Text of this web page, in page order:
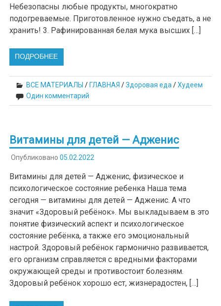
Небезопасны любые продукты, многократно
подогреваемые. Приготовленное нужно съедать, а не
хранить! 3. Рафинированная белая мука высших […]
ПОДРОБНЕЕ
ВСЕ МАТЕРИАЛЫ / ГЛАВНАЯ /Здоровая еда /Худеем
Один комментарий
Витамины для детей — Адженис
Опубликовано 05.02.2022
Витамины для детей — Адженис, физическое и
психологическое состояние ребенка Наша тема
сегодня — витамины для детей — Адженис. А что
значит «Здоровый ребёнок». Мы выкладываем в это
понятие физический аспект и психологическое
состояние ребёнка, а также его эмоциональный
настрой. Здоровый ребёнок гармонично развивается,
его организм справляется с вредными факторами
окружающей среды и противостоит болезням.
Здоровый ребёнок хорошо ест, жизнерадостен, […]